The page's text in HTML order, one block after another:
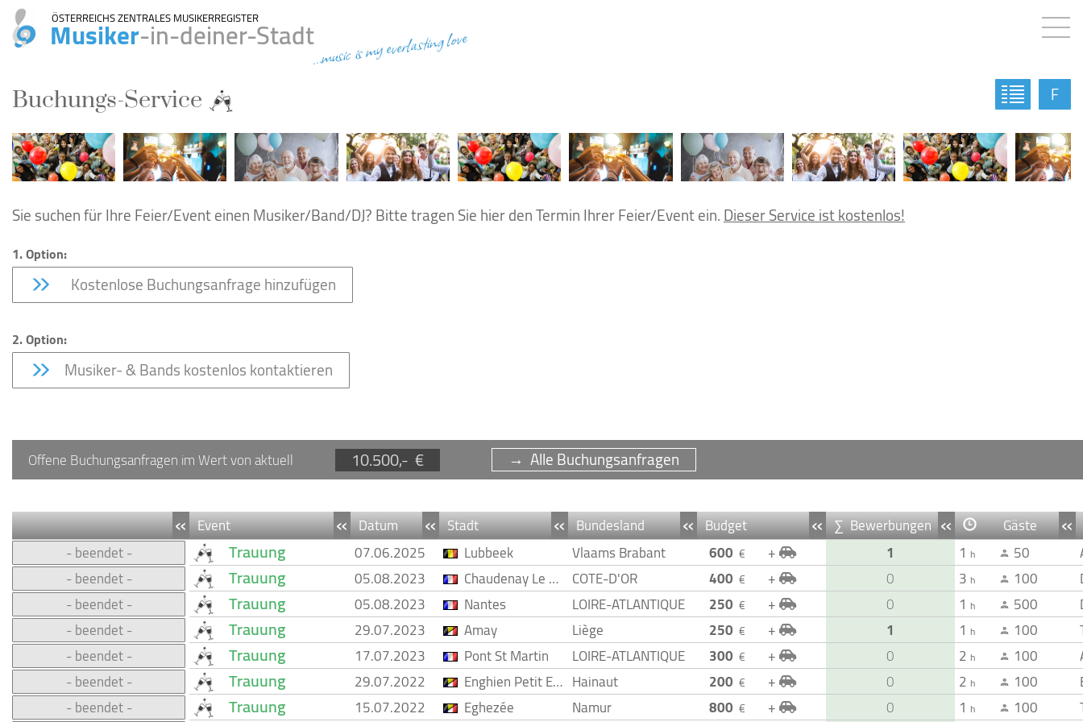
ÖSTERREICHS ZENTRALES MUSIKERREGISTER
Musiker-in-deiner-Stadt...music is my everlasting love
Buchungs-Service F
Sie suchen für Ihre Feier/Event einen Musiker/Band/DJ? Bitte tragen Sie hier den Termin Ihrer Feier/Event ein.Dieser Service ist kostenlos!
1. Option:
Kostenlose Buchungsanfrage hinzufügen
2. Option:
Musiker- & Bands kostenlos kontaktieren
Offene Buchungsanfragen im Wert von aktuell 10.500,- € → Alle Buchungsanfragen
« «
Event «
Datum «
Stadt «
Bundesland «
Budget «
∑ Bewerbungen «
Gäste
- beendet -
Trauung 07.06.2025 Lubbeek Vlaams Brabant 600 € + 1 1 h 50
- beendet -
Trauung 05.08.2023 Chaudenay Le Chateau COTE-D'OR 400 € + 0 3 h 100
- beendet -
Trauung 05.08.2023 Nantes LOIRE-ATLANTIQUE 250 € + 0 1 h 500
- beendet -
Trauung 29.07.2023 Amay Liège 250 € + 1 1 h 100
- beendet -
Trauung 17.07.2023 Pont St Martin LOIRE-ATLANTIQUE 300 € + 0 2 h 100
- beendet -
Trauung 29.07.2022 Enghien Petit Enghien Hainaut 200 € + 0 2 h 100
- beendet -
Trauung 15.07.2022 Eghezée Namur 800 € + 0 1 h 100